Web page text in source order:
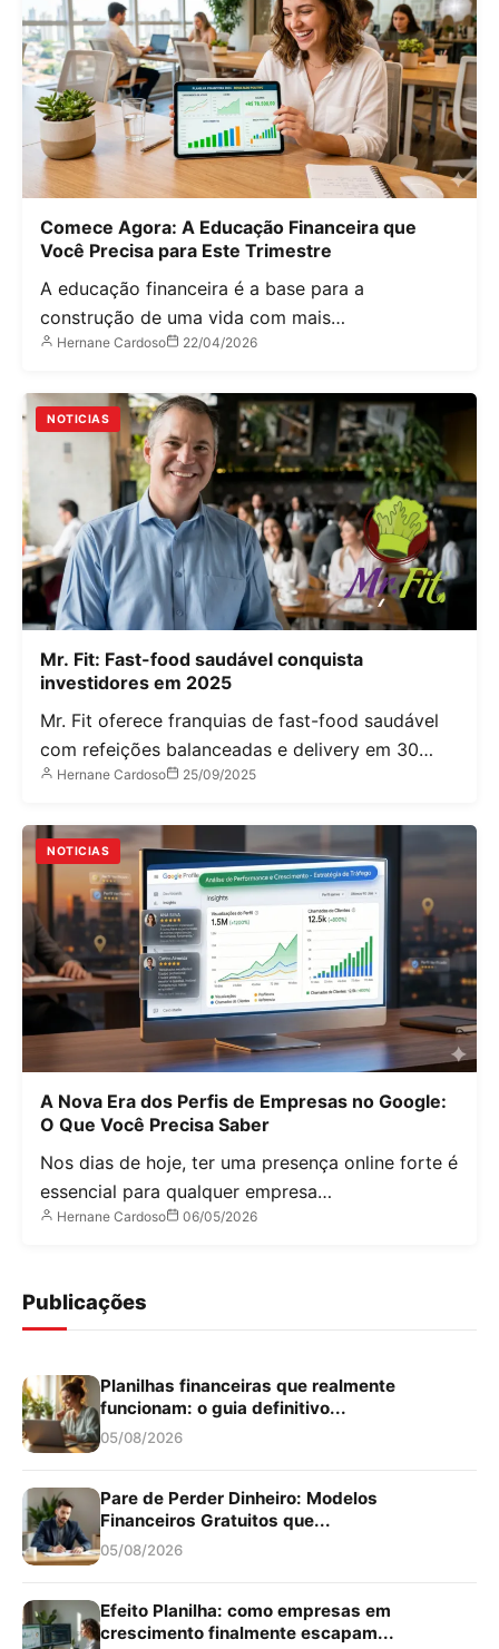
Comece Agora: A Educação Financeira que
Você Precisa para Este Trimestre
A educação financeira é a base para a
construção de uma vida com mais…
Hernane Cardoso 22/04/2026
NOTICIAS
Mr. Fit: Fast-food saudável conquista
investidores em 2025
Mr. Fit oferece franquias de fast-food saudável
com refeições balanceadas e delivery em 30…
Hernane Cardoso 25/09/2025
NOTICIAS
A Nova Era dos Perfis de Empresas no Google:
O Que Você Precisa Saber
Nos dias de hoje, ter uma presença online forte é
essencial para qualquer empresa…
Hernane Cardoso 06/05/2026
Publicações
Planilhas financeiras que realmente
funcionam: o guia definitivo...
05/08/2026
Pare de Perder Dinheiro: Modelos
Financeiros Gratuitos que...
05/08/2026
Efeito Planilha: como empresas em
crescimento finalmente escapam...